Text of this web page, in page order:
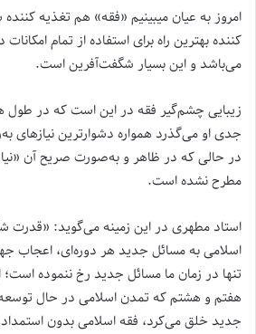
امروز به عیان میبینیم «فقه» هم تغذیه
کننده بهترین راه برای استفاده از تمام
می‌باشد و این بسیار شگفت‌آفرین است.
زیبایی چشم‌گیر فقه در این است که در طول
جدی او می‌گذرد همواره دشوارترین نیازهای
در حالی که در ظاهر و به‌صورت صریح آن
مطرح نشده است.
استاد مطهری در این زمینه می‌گوید: «قدرت
اسلامی به مسائل جدید هر دوره‌ای، اعجاب
تنها در زمان ما مسائل جدید رخ ننموده است؛
هفتم و هشتم که تمدن اسلامی در حال
جدید خلق می‌کرد، فقه اسلامی بدون